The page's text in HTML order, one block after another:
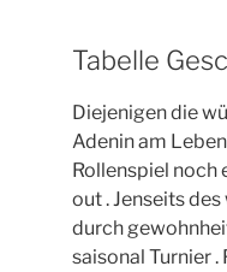
Tabelle
Diejenigen die
Adenin am
Rollenspiel noch
out . Jenseits
durch
saisonal Turnier